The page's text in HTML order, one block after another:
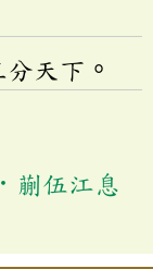
天下。
蒯伍江息